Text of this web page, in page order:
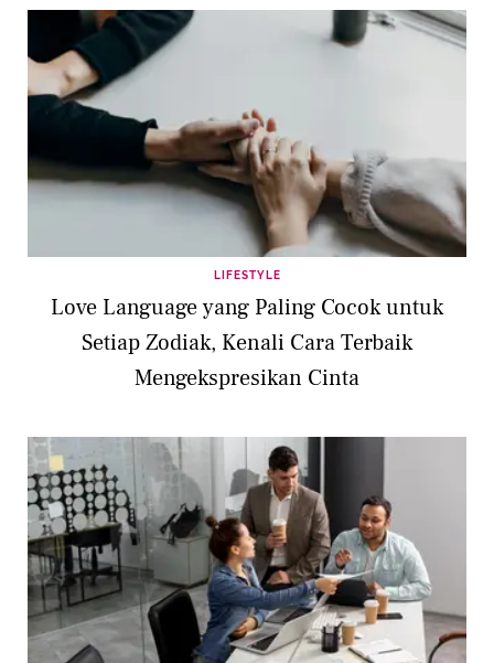
LIFESTYLE
Love Language yang Paling Cocok untuk
Setiap Zodiak, Kenali Cara Terbaik
Mengekspresikan Cinta